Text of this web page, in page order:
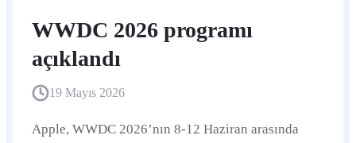
WWDC 2026 programı
açıklandı
19 Mayıs 2026
Apple, WWDC 2026’nın 8-12 Haziran arasında